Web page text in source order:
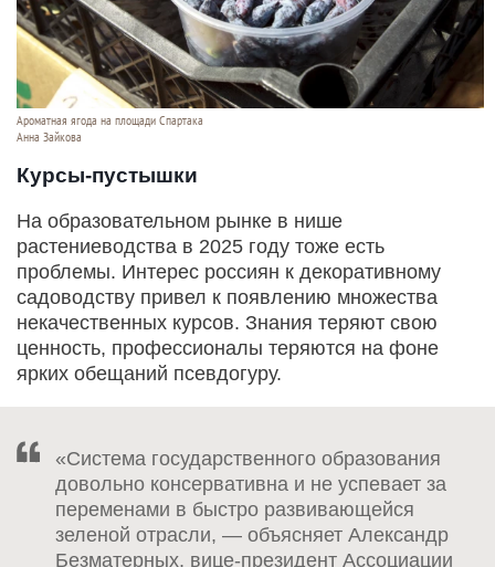
Ароматная ягода на площади Спартака
Анна Зайкова
Курсы-пустышки
На образовательном рынке в нише
растениеводства в 2025 году тоже есть
проблемы. Интерес россиян к декоративному
садоводству привел к появлению множества
некачественных курсов. Знания теряют свою
ценность, профессионалы теряются на фоне
ярких обещаний псевдогуру.
«Система государственного образования
довольно консервативна и не успевает за
переменами в быстро развивающейся
зеленой отрасли, — объясняет Александр
Безматерных, вице-президент Ассоциации